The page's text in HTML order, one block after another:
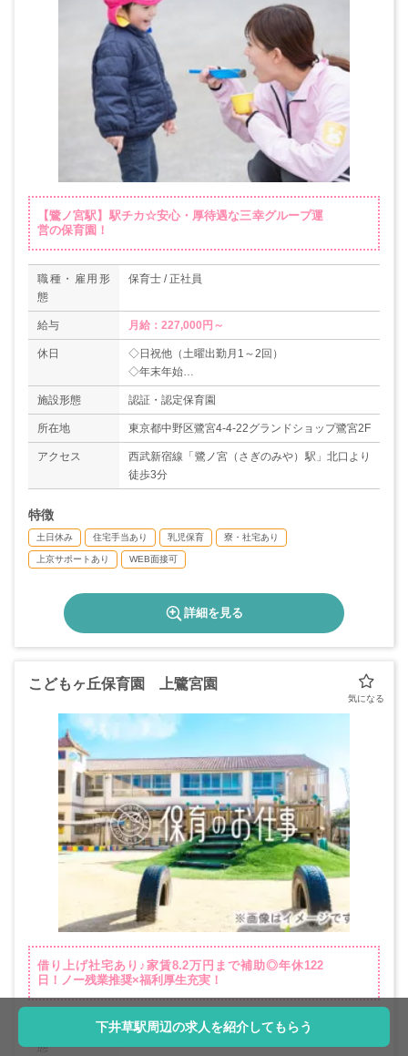
【鷺ノ宮駅】駅チカ☆安心・厚待遇な三幸グループ運
営の保育園！
職種・雇用形
態
保育士 / 正社員
給与 月給：227,000円～
休日
◇日祝他（土曜出勤月1～2回）
◇年末年始
◇慶弔休暇
◇産休・育休（取得率100％）
◇有給休暇（入職時10日付与）
◇時間給制度（1時間単位で利用可能）
◇年間休日116日
施設形態 認証・認定保育園
所在地 東京都中野区鷺宮4-4-22グランドショップ鷺宮2F
アクセス
西武新宿線「鷺ノ宮（さぎのみや）駅」北口より
徒歩3分
特徴
土日休み 住宅手当あり 乳児保育 寮・社宅あり
上京サポートあり WEB面接可
詳細を見る
こどもヶ丘保育園 上鷺宮園
借り上げ社宅あり♪家賃8.2万円まで補助◎年休122
日！ノー残業推奨×福利厚生充実！
職種・雇用形
態
保育士 / 正社員
下井草駅周辺の求人を紹介してもらう